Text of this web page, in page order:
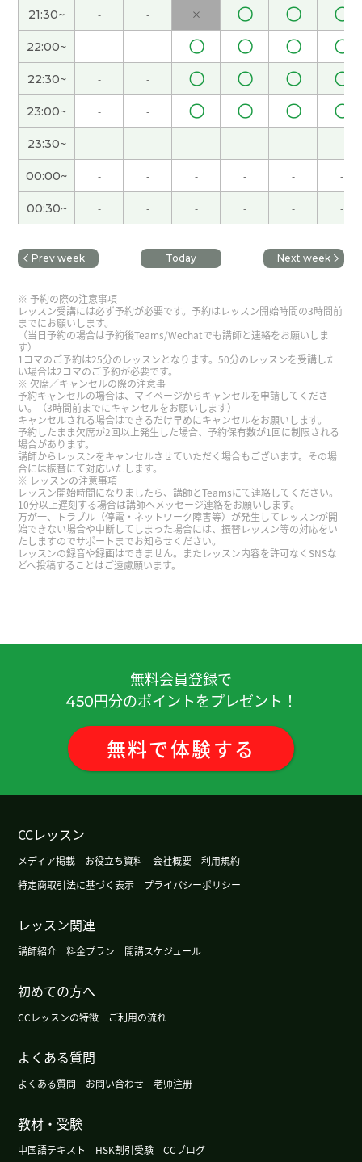
我不j我不知道为什么,上次用不了Teams，可下课以
后,我自己解决问题了。下次应该不会出问题的。(
女性 )
海南天气很好，人也不多，海滩很漂亮，玩得很开
心。( 女性 )
我分不清什么样的词是很复杂的。( 女性 )
下次见!
淡。( 女性 )
( 女性 )
休假的时候觉得时间过得很快。( 女性 )
好久不见了，下次也期待和你一起上课！( 40代 女
性 )
ありがとうございます 語彙力つけまっす( 50代 男
性 )
好久不见、今天聊得很开心、谢谢老师。期待下次
( 40代 男性 )
いつも楽しく会話しています。こちらの話を色々覚
えてくれてありがとうございます！( 40代 男性 )
老师也辛苦了！( 女性 )
冷。( 女性 )
今天广州的天气有点儿冷。( 女性 )
这周有点凉快，不过周末气温会再升高。
我又盲棋来了。( 女性 )
广州的天气渐渐有秋天的感觉了。
这部小说比较简单,但是有意思。
21:30~ - - × 〇 〇 〇
22:00~ - - 〇 〇 〇 〇
22:30~ - - 〇 〇 〇 〇
23:00~ - - 〇 〇 〇 〇
23:30~ - - - - - -
00:00~ - - - - - -
00:30~ - - - - - -
Prev week Today Next week
予約の際の注意事項
レッスン受講には必ず予約が必要です。予約はレッスン開始時間の3時間前
までにお願いします。
（当日予約の場合は予約後Teams/Wechatでも講師と連絡をお願いしま
す）
1コマのご予約は25分のレッスンとなります。50分のレッスンを受講した
い場合は2コマのご予約が必要です。
欠席／キャンセルの際の注意事
予約キャンセルの場合は、マイページからキャンセルを申請してくださ
い。（3時間前までにキャンセルをお願いします）
キャンセルされる場合はできるだけ早めにキャンセルをお願いします。
予約したまま欠席が2回以上発生した場合、予約保有数が1回に制限される
場合があります。
講師からレッスンをキャンセルさせていただく場合もございます。その場
合には振替にて対応いたします。
レッスンの注意事項
レッスン開始時間になりましたら、講師とTeamsにて連絡してください。
10分以上遅刻する場合は講師へメッセージ連絡をお願いします。
万が一、トラブル（停電・ネットワーク障害等）が発生してレッスンが開
始できない場合や中断してしまった場合には、振替レッスン等の対応をい
たしますのでサポートまでお知らせください。
レッスンの録音や録画はできません。またレッスン内容を許可なくSNSな
どへ投稿することはご遠慮願います。
無料会員登録で
450円分のポイントをプレゼント！
無料で体験する
CCレッスン
メディア掲載 お役立ち資料 会社概要
利用規約
特定商取引法に基づく表示
プライバシーポリシー
レッスン関連
講師紹介 料金プラン 開講スケジュール
初めての方へ
CCレッスンの特徴 ご利用の流れ
よくある質問
よくある質問 お問い合わせ 老师注册
教材・受験
中国語テキスト HSK割引受験 CCブログ